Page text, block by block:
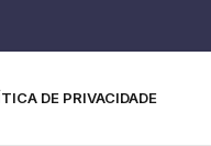
DE PRIVACIDADE